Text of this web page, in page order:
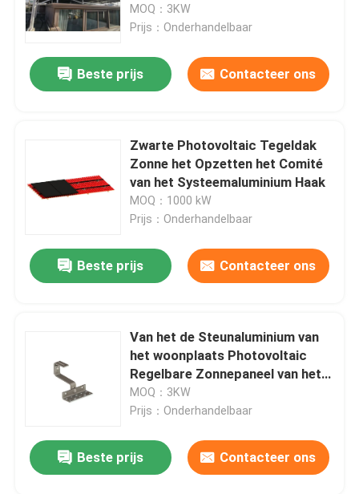
MOQ：3KW
Prijs：Onderhandelbaar
Beste prijs Contacteer ons
Zwarte Photovoltaic Tegeldak
Zonne het Opzetten het Comité
van het Systeemaluminium Haak
MOQ：1000 kW
Prijs：Onderhandelbaar
Beste prijs Contacteer ons
Van het de Steunaluminium van
het woonplaats Photovoltaic
Regelbare Zonnepaneel van het
de Tegeldak Opzettende
Systeem
MOQ：3KW
Prijs：Onderhandelbaar
Beste prijs Contacteer ons